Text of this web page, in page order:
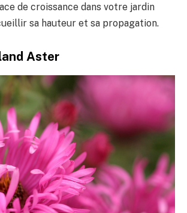
de croissance dans votre jardin
sa hauteur et sa propagation.
Aster